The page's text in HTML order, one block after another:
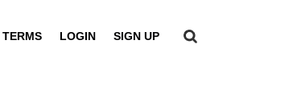
TERMS LOGIN SIGN UP